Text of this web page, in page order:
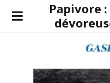
Papivore